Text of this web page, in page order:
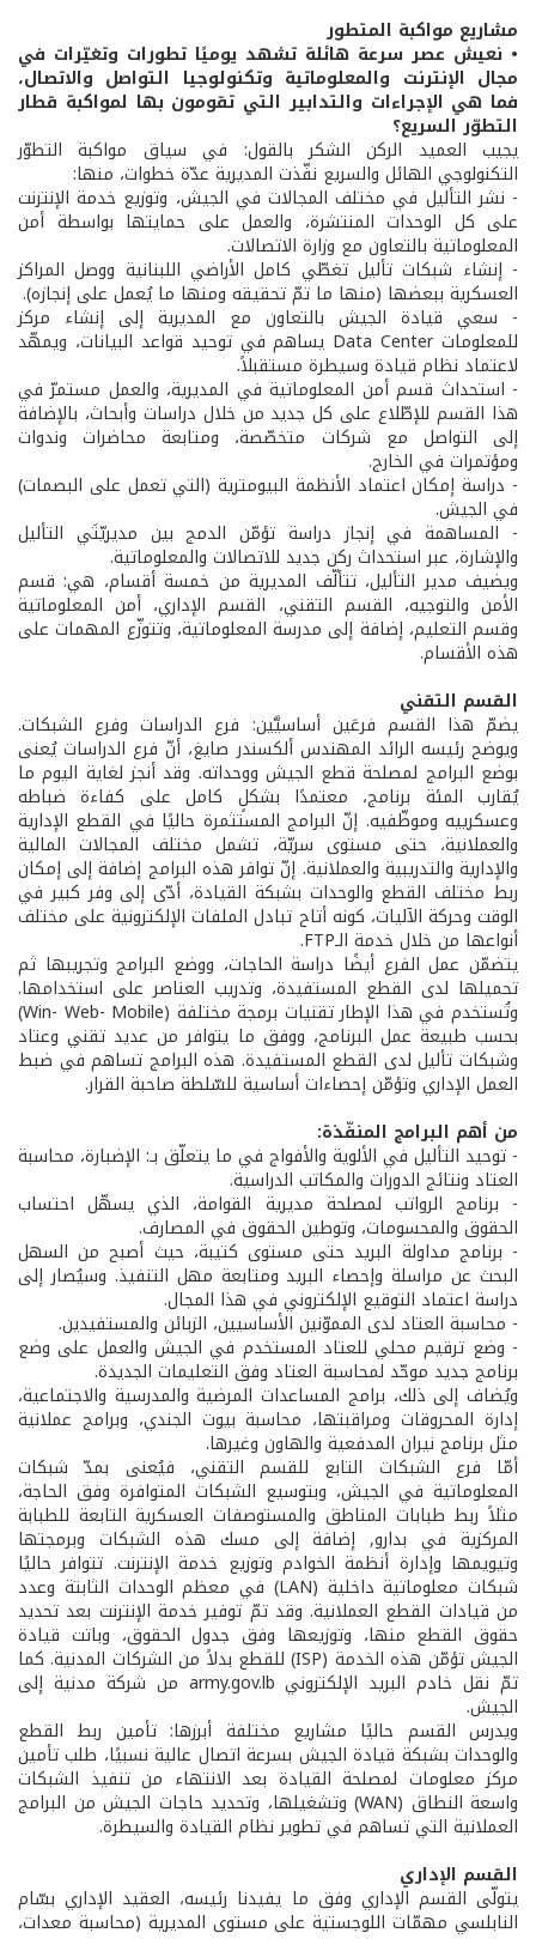
مشاريع مواكبة المتطور
• نعيش عصر سرعة هائلة تشهد يوميًا تطورات وتغيّرات في
مجال الإنترنت والمعلوماتية وتكنولوجيا التواصل والاتصال،
فما هي الإجراءات والتدابير التي تقومون بها لمواكبة قطار
التطوّر السريع؟
يجيب العميد الركن الشكر بالقول: في سياق مواكبة التطوّر
التكنولوجي الهائل والسريع نفّذت المديرية عدّة خطوات، منها:
- نشر التأليل في مختلف المجالات في الجيش، وتوزيع خدمة الإنترنت
على كل الوحدات المنتشرة، والعمل على حمايتها بواسطة أمن
المعلوماتية بالتعاون مع وزارة الاتصالات.
- إنشاء شبكات تأليل تغطّي كامل الأراضي اللبنانية ووصل المراكز
العسكرية ببعضها (منها ما تمّ تحقيقه ومنها ما يُعمل على إنجازه).
- سعي قيادة الجيش بالتعاون مع المديرية إلى إنشاء مركز
للمعلومات Data Center يساهم في توحيد قواعد البيانات، ويمهّد
لاعتماد نظام قيادة وسيطرة مستقبلاً.
- استحداث قسم أمن المعلوماتية في المديرية، والعمل مستمرّ في
هذا القسم للإطّلاع على كل جديد من خلال دراسات وأبحاث، بالإضافة
إلى التواصل مع شركات متخصّصة، ومتابعة محاضرات وندوات
ومؤتمرات في الخارج.
- دراسة إمكان اعتماد الأنظمة البيومترية (التي تعمل على البصمات)
في الجيش.
- المساهمة في إنجاز دراسة تؤمّن الدمج بين مديريّتَي التأليل
والإشارة، عبر استحداث ركن جديد للاتصالات والمعلوماتية.
ويضيف مدير التأليل، تتألّف المديرية من خمسة أقسام، هي: قسم
الأمن والتوجيه، القسم التقني، القسم الإداري، أمن المعلوماتية
وقسم التعليم، إضافة إلى مدرسة المعلوماتية، وتتوزّع المهمات على
هذه الأقسام.
القسم التقني
يضمّ هذا القسم فرعَين أساسيَّين: فرع الدراسات وفرع الشبكات.
ويوضح رئيسه الرائد المهندس ألكسندر صايغ، أنّ فرع الدراسات يُعنى
بوضع البرامج لمصلحة قطع الجيش ووحداته. وقد أنجز لغاية اليوم ما
يُقارب المئة برنامج، معتمدًا بشكلٍ كامل على كفاءة ضباطه
وعسكرييه وموظّفيه. إنّ البرامج المستثمرة حاليًا في القطع الإدارية
والعملانية، حتى مستوى سريّة، تشمل مختلف المجالات المالية
والإدارية والتدريبية والعملانية. إنّ توافر هذه البرامج إضافة إلى إمكان
ربط مختلف القطع والوحدات بشبكة القيادة، أدّى إلى وفر كبير في
الوقت وحركة الآليات، كونه أتاح تبادل الملفات الإلكترونية على مختلف
أنواعها من خلال خدمة الـFTP.
يتضمّن عمل الفرع أيضًا دراسة الحاجات، ووضع البرامج وتجريبها ثم
تحميلها لدى القطع المستفيدة، وتدريب العناصر على استخدامها.
وتُستخدم في هذا الإطار تقنيات برمجة مختلفة (Win- Web- Mobile)
بحسب طبيعة عمل البرنامج، ووفق ما يتوافر من عديد تقني وعتاد
وشبكات تأليل لدى القطع المستفيدة. هذه البرامج تساهم في ضبط
العمل الإداري وتؤمّن إحصاءات أساسية للسّلطة صاحبة القرار.
من أهم البرامج المنفّذة:
- توحيد التأليل في الألوية والأفواج في ما يتعلّق بـ: الإضبارة، محاسبة
العتاد ونتائج الدورات والمكاتب الدراسية.
- برنامج الرواتب لمصلحة مديرية القوامة، الذي يسهّل احتساب
الحقوق والمحسومات، وتوطين الحقوق في المصارف.
- برنامج مداولة البريد حتى مستوى كتيبة، حيث أصبح من السهل
البحث عن مراسلة وإحصاء البريد ومتابعة مهل التنفيذ. وسيُصار إلى
دراسة اعتماد التوقيع الإلكتروني في هذا المجال.
- محاسبة العتاد لدى المموّنين الأساسيين، الزبائن والمستفيدين.
- وضع ترقيم محلي للعتاد المستخدم في الجيش والعمل على وضع
برنامج جديد موحّد لمحاسبة العتاد وفق التعليمات الجديدة.
ويُضاف إلى ذلك، برامج المساعدات المرضية والمدرسية والاجتماعية،
إدارة المحروقات ومراقبتها، محاسبة بيوت الجندي، وبرامج عملانية
مثل برنامج نيران المدفعية والهاون وغيرها.
أمّا فرع الشبكات التابع للقسم التقني، فيُعنى بمدّ شبكات
المعلوماتية في الجيش، وبتوسيع الشبكات المتوافرة وفق الحاجة،
مثلاً ربط طبابات المناطق والمستوصفات العسكرية التابعة للطبابة
المركزية في بدارو, إضافة إلى مسك هذه الشبكات وبرمجتها
وتيويمها وإدارة أنظمة الخوادم وتوزيع خدمة الإنترنت. تتوافر حاليًا
شبكات معلوماتية داخلية (LAN) في معظم الوحدات الثابتة وعدد
من قيادات القطع العملانية. وقد تمّ توفير خدمة الإنترنت بعد تحديد
حقوق القطع منها، وتوزيعها وفق جدول الحقوق، وباتت قيادة
الجيش تؤمّن هذه الخدمة (ISP) للقطع بدلاً من الشركات المدنية. كما
تمّ نقل خادم البريد الإلكتروني army.gov.lb من شركة مدنية إلى
الجيش.
ويدرس القسم حاليًا مشاريع مختلفة أبرزها: تأمين ربط القطع
والوحدات بشبكة قيادة الجيش بسرعة اتصال عالية نسبيًا، طلب تأمين
مركز معلومات لمصلحة القيادة بعد الانتهاء من تنفيذ الشبكات
واسعة النطاق (WAN) وتشغيلها، وتحديد حاجات الجيش من البرامج
العملانية التي تساهم في تطوير نظام القيادة والسيطرة.
القسم الإداري
يتولّى القسم الإداري وفق ما يفيدنا رئيسه، العقيد الإداري بسّام
النابلسي مهمّات اللوجستية على مستوى المديرية (محاسبة معدات،